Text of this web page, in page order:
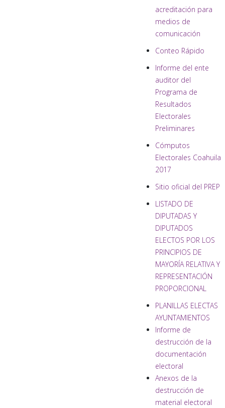
acreditación para
medios de
comunicación
Conteo Rápido
Informe del ente
auditor del
Programa de
Resultados
Electorales
Preliminares
Cómputos
Electorales Coahuila
2017
Sitio oficial del PREP
LISTADO DE
DIPUTADAS Y
DIPUTADOS
ELECTOS POR LOS
PRINCIPIOS DE
MAYORÍA RELATIVA Y
REPRESENTACIÓN
PROPORCIONAL
PLANILLAS ELECTAS
AYUNTAMIENTOS
Informe de
destrucción de la
documentación
electoral
Anexos de la
destrucción de
material electoral